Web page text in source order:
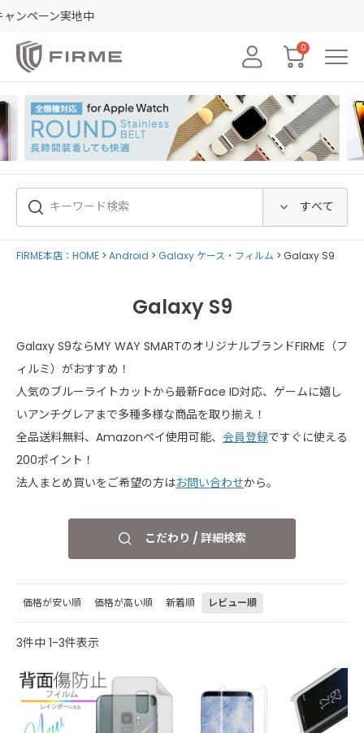
ン実地中
0
FIRME本店：HOME Android Galaxy ケース・フィルム Galaxy S9
Galaxy S9
Galaxy S9ならMY WAY SMARTのオリジナルブランドFIRME（フ
ィルミ）がおすすめ！
人気のブルーライトカットから最新Face ID対応、ゲームに嬉し
いアンチグレアまで多種多様な商品を取り揃え！
全品送料無料、Amazonペイ使用可能、 会員登録ですぐに使える
200ポイント！
法人まとめ買いをご希望の方はお問い合わせから。
こだわり / 詳細検索
価格が安い順 価格が高い順 新着順 レビュー順
3件中 1-3件表示